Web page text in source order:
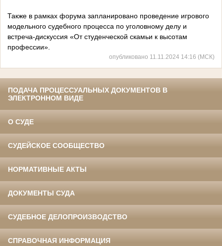
Также в рамках форума запланировано проведение игрового
модельного судебного процесса по уголовному делу и
встреча-дискуссия «От студенческой скамьи к высотам
профессии».
опубликовано 11.11.2024 14:16 (МСК)
ПОДАЧА ПРОЦЕССУАЛЬНЫХ ДОКУМЕНТОВ В
ЭЛЕКТРОННОМ ВИДЕ
О СУДЕ
СУДЕЙСКОЕ СООБЩЕСТВО
НОРМАТИВНЫЕ АКТЫ
ДОКУМЕНТЫ СУДА
СУДЕБНОЕ ДЕЛОПРОИЗВОДСТВО
СПРАВОЧНАЯ ИНФОРМАЦИЯ